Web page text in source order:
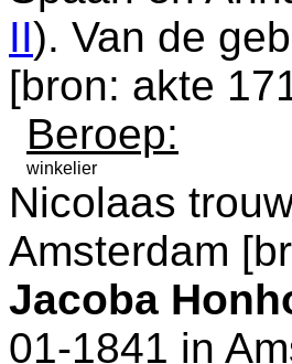
II). Van de
[bron: akte
Beroep:
winkelier
Nicolaas
Amsterdam [
Jacoba
01-1841 in